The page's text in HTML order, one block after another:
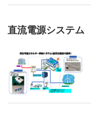
直流電源システム